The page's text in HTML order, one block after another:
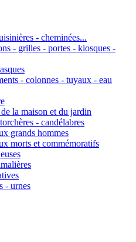
- cheminées...
- grilles - portes - kiosques -
- colonnes - tuyaux - eau
la maison et du jardin
- candélabres
grands hommes
morts et commémoratifs
- urnes